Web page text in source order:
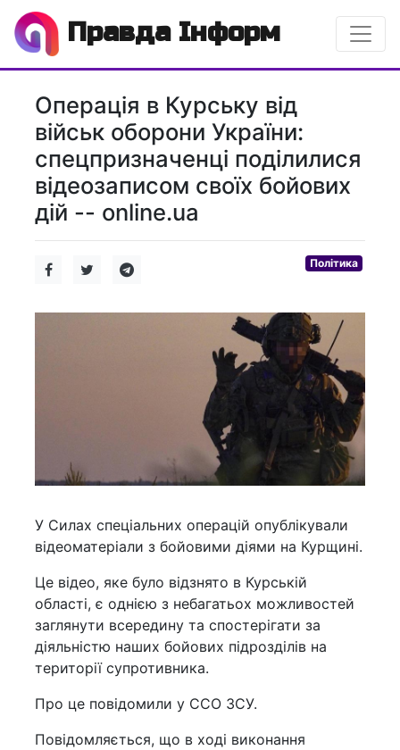
Правда Інформ
Операція в Курську від
військ оборони України:
спецпризначенці поділилися
відеозаписом своїх бойових
дій -- online.ua
Політика
У Силах спеціальних операцій опублікували
відеоматеріали з бойовими діями на Курщині.
Це відео, яке було відзнято в Курській
області, є однією з небагатьох можливостей
заглянути всередину та спостерігати за
діяльністю наших бойових підрозділів на
території супротивника.
Про це повідомили у ССО ЗСУ.
Повідомляється, що в ході виконання